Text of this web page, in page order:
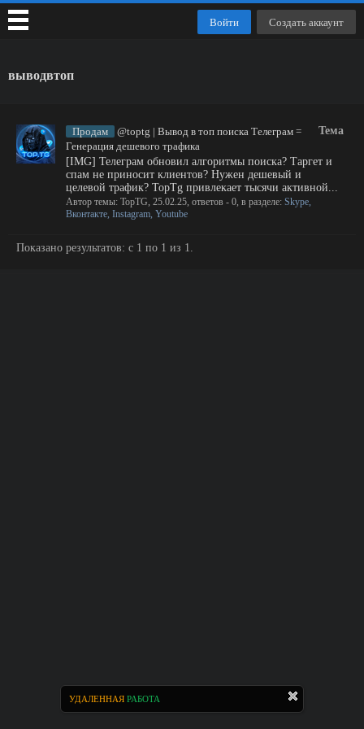
УДАЛЕННАЯ РАБОТА
выводвтоп
Тема
Продам
@toptg | Вывод в топ поиска Телеграм =
Генерация дешевого трафика
[IMG] Телеграм обновил алгоритмы поиска? Таргет и
спам не приносит клиентов? Нужен дешевый и
целевой трафик? TopTg привлекает тысячи активной...
Автор темы: TopTG, 25.02.25, ответов - 0, в разделе: Skype,
Вконтакте, Instagram, Youtube
Показано результатов: с 1 по 1 из 1.
Войти Создать аккаунт